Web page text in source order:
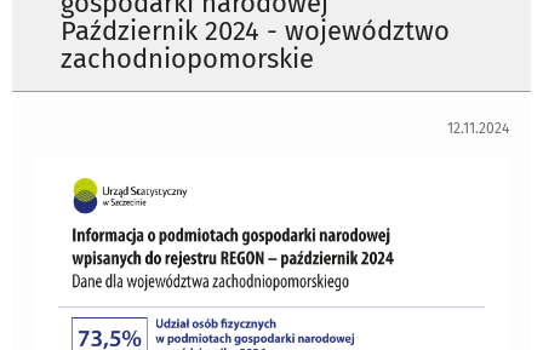
Październik 2024 - województwo
zachodniopomorskie
12.11.2024